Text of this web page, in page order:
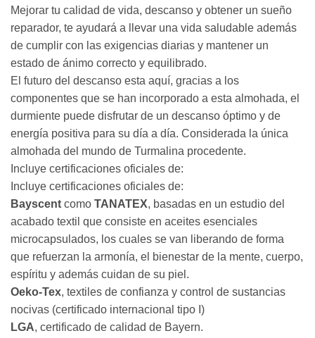
Mejorar tu calidad de vida, descanso y obtener un sueño
reparador, te ayudará a llevar una vida saludable además
de cumplir con las exigencias diarias y mantener un
estado de ánimo correcto y equilibrado.
El futuro del descanso esta aquí, gracias a los
componentes que se han incorporado a esta almohada, el
durmiente puede disfrutar de un descanso óptimo y de
energía positiva para su día a día. Considerada la única
almohada del mundo de Turmalina procedente.
Incluye certificaciones oficiales de:
Incluye certificaciones oficiales de:
Bayscent como TANATEX, basadas en un estudio del
acabado textil que consiste en aceites esenciales
microcapsulados, los cuales se van liberando de forma
que refuerzan la armonía, el bienestar de la mente, cuerpo,
espíritu y además cuidan de su piel.
Oeko-Tex, textiles de confianza y control de sustancias
nocivas (certificado internacional tipo I)
LGA, certificado de calidad de Bayern.